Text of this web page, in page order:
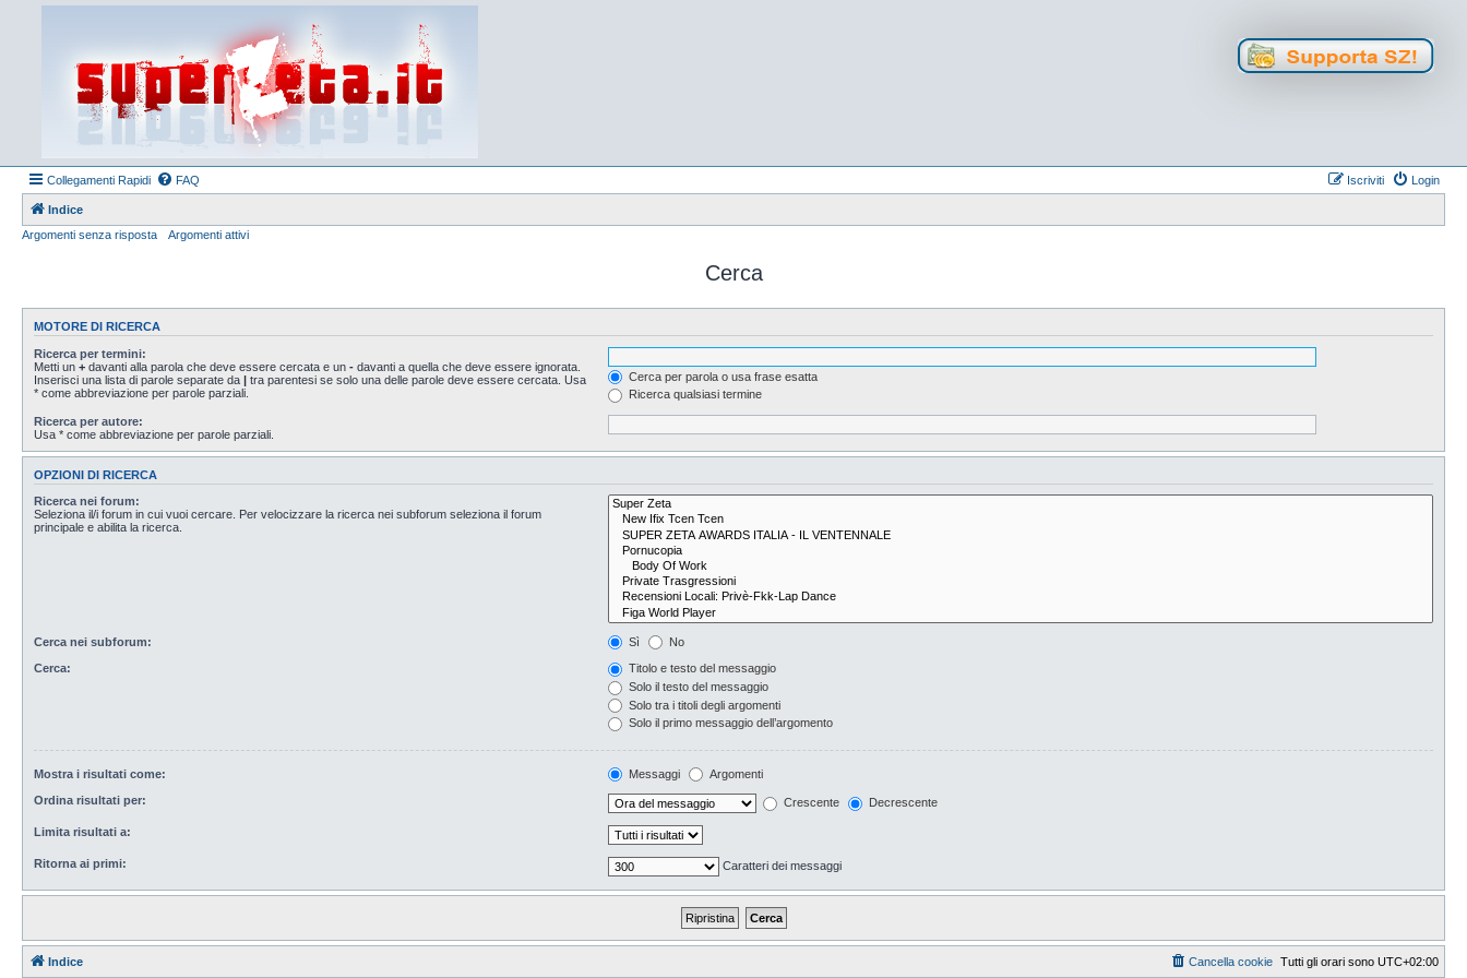
Collegamenti Rapidi FAQ Login
Iscriviti
Indice
Argomenti senza risposta
Argomenti attivi
Cerca
MOTORE DI RICERCA
Ricerca per termini:
Metti un + davanti alla parola che deve essere cercata e un - davanti a quella che deve essere ignorata.
Inserisci una lista di parole separate da | tra parentesi se solo una delle parole deve essere cercata. Usa
* come abbreviazione per parole parziali.
Cerca per parola o usa frase esatta
Ricerca qualsiasi termine
Ricerca per autore:
Usa * come abbreviazione per parole parziali.
OPZIONI DI RICERCA
Ricerca nei forum:
Seleziona il/i forum in cui vuoi cercare. Per velocizzare la ricerca nei subforum seleziona il forum
principale e abilita la ricerca.
Cerca nei subforum: Sì No
Cerca:
Titolo e testo del messaggio
Solo il testo del messaggio
Solo tra i titoli degli argomenti
Solo il primo messaggio dell’argomento
Mostra i risultati come: Messaggi Argomenti
Ordina risultati per: Crescente Decrescente
Limita risultati a:
Ritorna ai primi: Caratteri dei messaggi
Indice Tutti gli orari sono UTC+02:00
Cancella cookie